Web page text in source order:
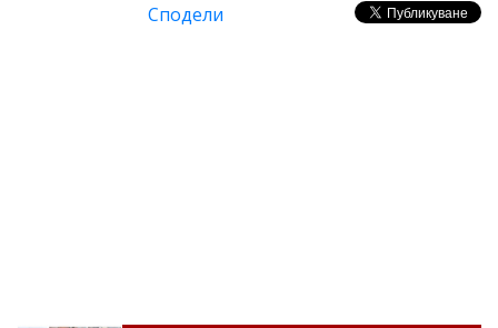
Сподели